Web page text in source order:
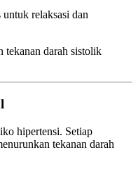
relaksasi dan
tekanan darah sistolik
hipertensi. Setiap
tekanan darah